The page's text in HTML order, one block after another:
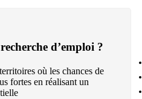
d’emploi ?
où les chances de
fortes en réalisant un